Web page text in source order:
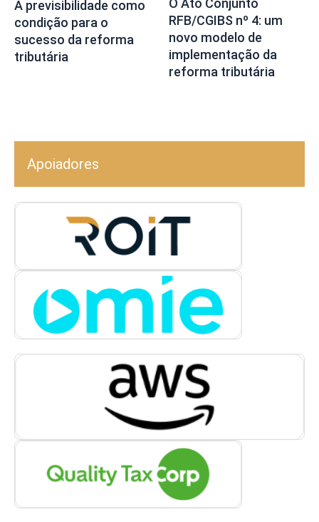
A previsibilidade como
condição para o
sucesso da reforma
tributária
O Ato Conjunto
RFB/CGIBS nº 4: um
novo modelo de
implementação da
reforma tributária
Apoiadores